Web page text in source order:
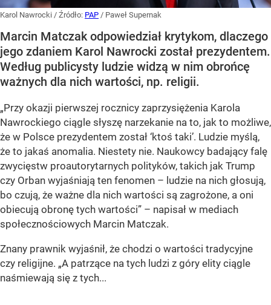
Karol Nawrocki / Źródło: PAP / Paweł Supernak
Marcin Matczak odpowiedział krytykom, dlaczego
jego zdaniem Karol Nawrocki został prezydentem.
Według publicysty ludzie widzą w nim obrońcę
ważnych dla nich wartości, np. religii.
„Przy okazji pierwszej rocznicy zaprzysiężenia Karola
Nawrockiego ciągle słyszę narzekanie na to, jak to możliwe,
że w Polsce prezydentem został ‘ktoś taki’. Ludzie myślą,
że to jakaś anomalia. Niestety nie. Naukowcy badający falę
zwycięstw proautorytarnych polityków, takich jak Trump
czy Orban wyjaśniają ten fenomen – ludzie na nich głosują,
bo czują, że ważne dla nich wartości są zagrożone, a oni
obiecują obronę tych wartości” – napisał w mediach
społecznościowych Marcin Matczak.
Znany prawnik wyjaśnił, że chodzi o wartości tradycyjne
czy religijne. „A patrzące na tych ludzi z góry elity ciągle
naśmiewają się z tych...